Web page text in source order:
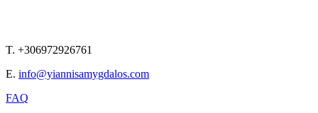
T. +306972926761
E. info@yiannisamygdalos.com
FAQ